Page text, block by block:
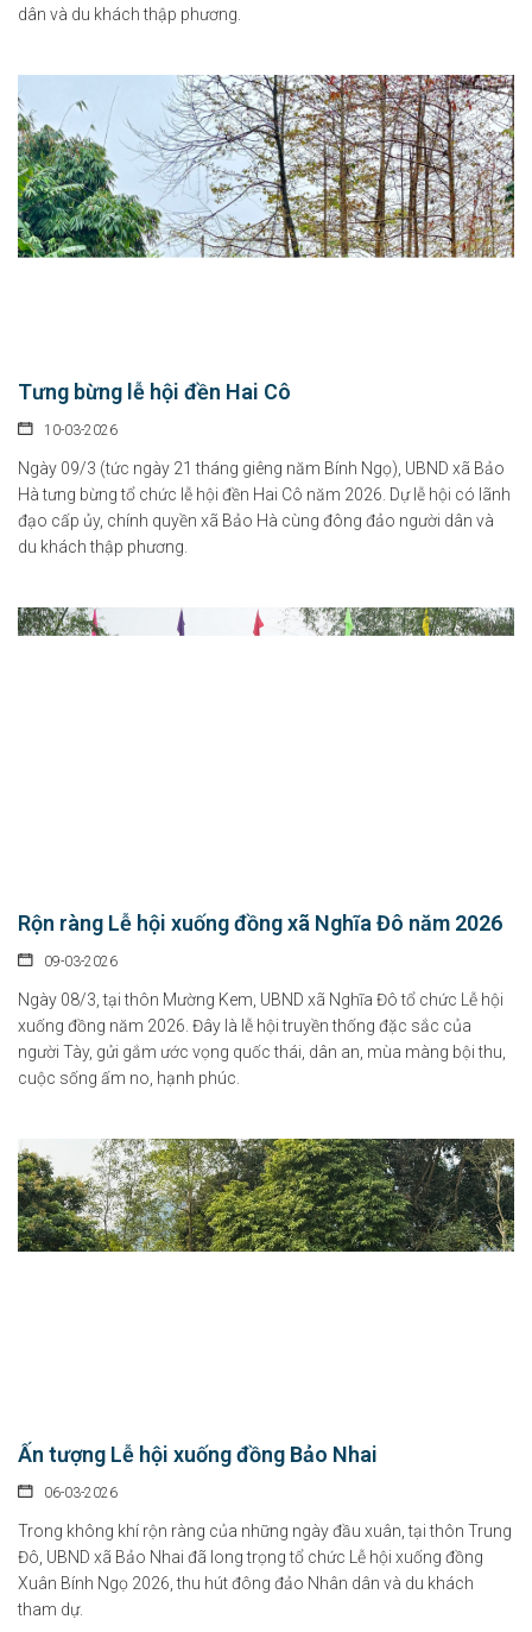
dân và du khách thập phương.
Tưng bừng lễ hội đền Hai Cô
10-03-2026
Ngày 09/3 (tức ngày 21 tháng giêng năm Bính Ngọ), UBND xã Bảo
Hà tưng bừng tổ chức lễ hội đền Hai Cô năm 2026. Dự lễ hội có lãnh
đạo cấp ủy, chính quyền xã Bảo Hà cùng đông đảo người dân và
du khách thập phương.
Rộn ràng Lễ hội xuống đồng xã Nghĩa Đô năm 2026
09-03-2026
Ngày 08/3, tại thôn Mường Kem, UBND xã Nghĩa Đô tổ chức Lễ hội
xuống đồng năm 2026. Đây là lễ hội truyền thống đặc sắc của
người Tày, gửi gắm ước vọng quốc thái, dân an, mùa màng bội thu,
cuộc sống ấm no, hạnh phúc.
Ấn tượng Lễ hội xuống đồng Bảo Nhai
06-03-2026
Trong không khí rộn ràng của những ngày đầu xuân, tại thôn Trung
Đô, UBND xã Bảo Nhai đã long trọng tổ chức Lễ hội xuống đồng
Xuân Bính Ngọ 2026, thu hút đông đảo Nhân dân và du khách
tham dự.